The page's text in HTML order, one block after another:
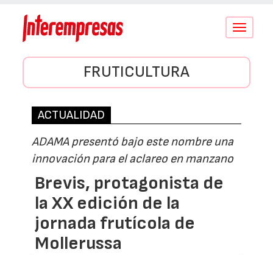
Conmutar
FRUTICULTURA
ACTUALIDAD
ADAMA presentó bajo este nombre una
innovación para el aclareo en manzano
Brevis, protagonista de
la XX edición de la
jornada frutícola de
Mollerussa